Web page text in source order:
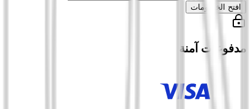
افتح الخصومات
مدفوعات آمنة